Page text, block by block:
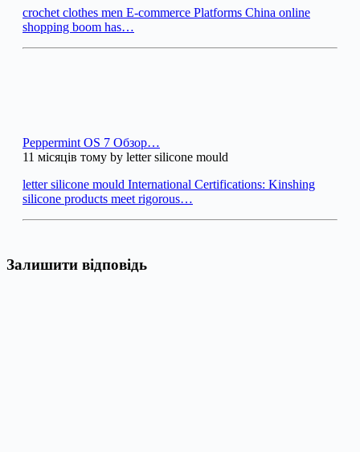
crochet clothes men E-commerce Platforms China online
shopping boom has…
Peppermint OS 7 Обзор…
11 місяців тому by letter silicone mould
letter silicone mould International Certifications: Kinshing
silicone products meet rigorous…
Залишити відповідь